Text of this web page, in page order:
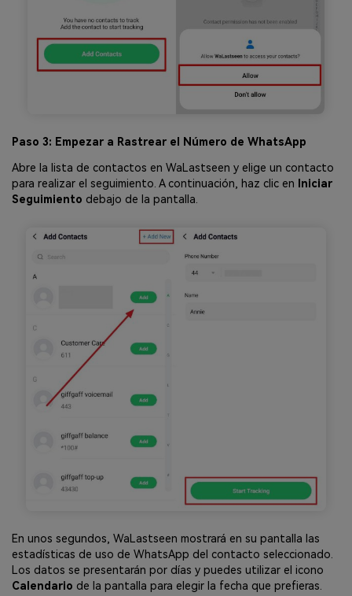
Paso 3: Empezar a Rastrear el Número de WhatsApp
Abre la lista de contactos en WaLastseen y elige un contacto
para realizar el seguimiento. A continuación, haz clic en
Iniciar
Seguimiento debajo de la pantalla.
En unos segundos, WaLastseen mostrará en su pantalla las
estadísticas de uso de WhatsApp del contacto seleccionado.
Los datos se presentarán por días y puedes utilizar el icono
Calendario de la pantalla para elegir la fecha que prefieras.